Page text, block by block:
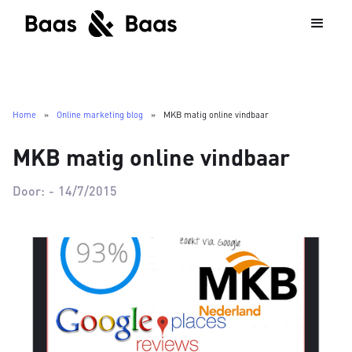
Home » Online marketing blog » MKB matig online vindbaar
MKB matig online vindbaar
Door: - 14/7/2015